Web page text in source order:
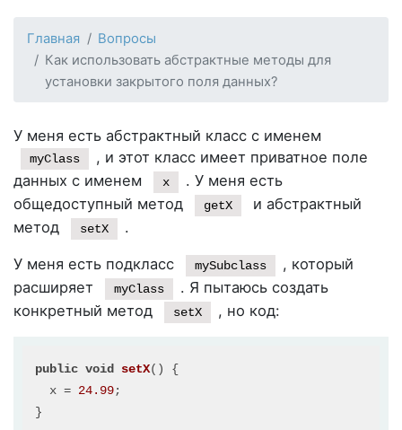
Главная
Вопросы
Как использовать абстрактные методы для
установки закрытого поля данных?
У меня есть абстрактный класс с именем
myClass
, и этот класс имеет приватное поле
данных с именем
x
. У меня есть
общедоступный метод
getX
и абстрактный
метод
setX .
У меня есть подкласс mySubclass
, который
расширяет
myClass
. Я пытаюсь создать
конкретный метод
setX , но код:
public void setX()
{
  x =
24.99;